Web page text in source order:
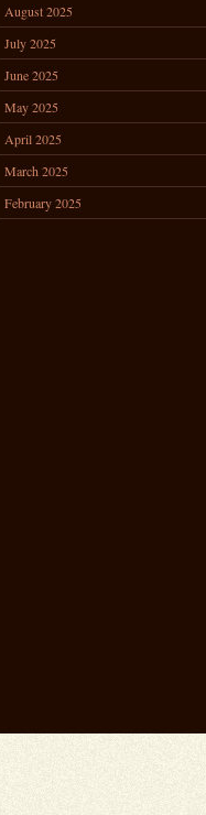
August 2025
July 2025
June 2025
May 2025
April 2025
March 2025
February 2025